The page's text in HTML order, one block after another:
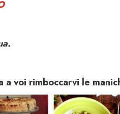
voi rimboccarvi le